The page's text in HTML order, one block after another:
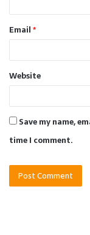
Email*
Website
Save my name,
time I comment.